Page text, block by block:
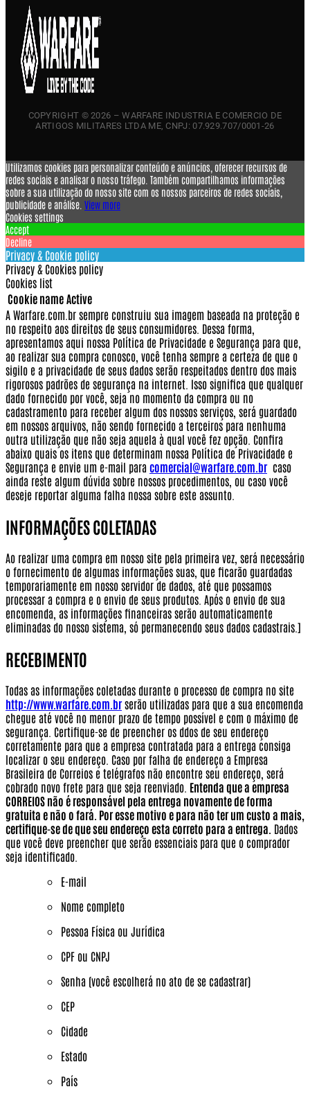
COPYRIGHT © 2026 – WARFARE INDUSTRIA E COMERCIO DE
ARTIGOS MILITARES LTDA ME, CNPJ: 07.929.707/0001-26
Utilizamos cookies para personalizar conteúdo e anúncios, oferecer recursos de
redes sociais e analisar o nosso tráfego. Também compartilhamos informações
sobre a sua utilização do nosso site com os nossos parceiros de redes sociais,
publicidade e análise. View more
Cookies settings
Accept
Decline
Privacy & Cookie policy
Privacy & Cookies policy
Cookies list
Cookie name Active
A Warfare.com.br sempre construiu sua imagem baseada na proteção e
no respeito aos direitos de seus consumidores. Dessa forma,
apresentamos aqui nossa Política de Privacidade e Segurança para que,
ao realizar sua compra conosco, você tenha sempre a certeza de que o
sigilo e a privacidade de seus dados serão respeitados dentro dos mais
rigorosos padrões de segurança na internet. Isso significa que qualquer
dado fornecido por você, seja no momento da compra ou no
cadastramento para receber algum dos nossos serviços, será guardado
em nossos arquivos, não sendo fornecido a terceiros para nenhuma
outra utilização que não seja aquela à qual você fez opção. Confira
abaixo quais os itens que determinam nossa Política de Privacidade e
Segurança e envie um e-mail para comercial@warfare.com.brcaso
ainda reste algum dúvida sobre nossos procedimentos, ou caso você
deseje reportar alguma falha nossa sobre este assunto.
INFORMAÇÕES COLETADAS
Ao realizar uma compra em nosso site pela primeira vez, será necessário
o fornecimento de algumas informações suas, que ficarão guardadas
temporariamente em nosso servidor de dados, até que possamos
processar a compra e o envio de seus produtos. Após o envio de sua
encomenda, as informações financeiras serão automaticamente
eliminadas do nosso sistema, só permanecendo seus dados cadastrais.]
RECEBIMENTO
Todas as informações coletadas durante o processo de compra no site
http://www.warfare.com.brserão utilizadas para que a sua encomenda
chegue até você no menor prazo de tempo possível e com o máximo de
segurança. Certifique-se de preencher os ddos de seu endereço
corretamente para que a empresa contratada para a entrega consiga
localizar o seu endereço. Caso por falha de endereço a Empresa
Brasileira de Correios e telégrafos não encontre seu endereço, será
cobrado novo frete para que seja reenviado. Entenda que a empresa
CORREIOS não é responsável pela entrega novamente de forma
gratuita e não o fará. Por esse motivo e para não ter um custo a mais,
certifique-se de que seu endereço esta correto para a entrega. Dados
que você deve preencher que serão essenciais para que o comprador
seja identificado.
E-mail
Nome completo
Pessoa Física ou Jurídica
CPF ou CNPJ
Senha (você escolherá no ato de se cadastrar)
CEP
Cidade
Estado
País